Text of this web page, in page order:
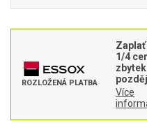
Motorové pily
Benzínové pily
Aku pily
ROZLOŽENÁ PLATBA
Zaplať
1/4
zbytek
Více